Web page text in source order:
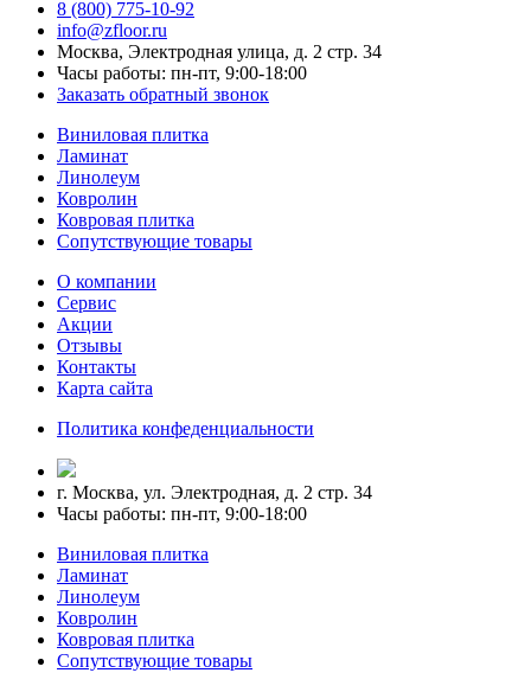
8 (800) 775-10-92
info@zfloor.ru
Москва, Электродная улица, д. 2 стр. 34
Часы работы: пн-пт, 9:00-18:00
Заказать обратный звонок
Виниловая плитка
Ламинат
Линолеум
Ковролин
Ковровая плитка
Сопутствующие товары
О компании
Сервис
Акции
Отзывы
Контакты
Карта сайта
Политика конфеденциальности
г. Москва, ул. Электродная, д. 2 стр. 34
Часы работы: пн-пт, 9:00-18:00
Виниловая плитка
Ламинат
Линолеум
Ковролин
Ковровая плитка
Сопутствующие товары